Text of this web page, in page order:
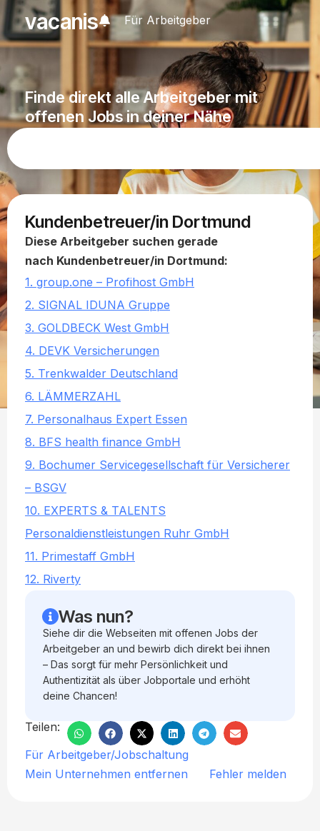
vacanis Für Arbeitgeber
Finde direkt alle Arbeitgeber mit
offenen Jobs in deiner Nähe
Kundenbetreuer/in Dortmund
Diese Arbeitgeber suchen gerade
nach Kundenbetreuer/in Dortmund:
1. group.one – Profihost GmbH
2. SIGNAL IDUNA Gruppe
3. GOLDBECK West GmbH
4. DEVK Versicherungen
5. Trenkwalder Deutschland
6. LÄMMERZAHL
7. Personalhaus Expert Essen
8. BFS health finance GmbH
9. Bochumer Servicegesellschaft für Versicherer
– BSGV
10. EXPERTS & TALENTS
Personaldienstleistungen Ruhr GmbH
11. Primestaff GmbH
12. Riverty
Was nun?
Siehe dir die Webseiten mit offenen Jobs der
Arbeitgeber an und bewirb dich direkt bei ihnen
– Das sorgt für mehr Persönlichkeit und
Authentizität als über Jobportale und erhöht
deine Chancen!
Teilen:
Für Arbeitgeber/Jobschaltung
Mein Unternehmen entfernen
Fehler melden